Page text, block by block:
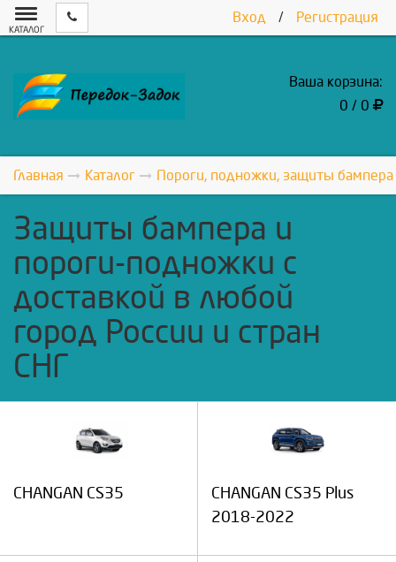
Вход / Регистрация
КАТАЛОГ
Ваша корзина:
0 / 0
Главная Каталог Пороги, подножки, защиты
Защиты бампера и
пороги-подножки с
доставкой в любой
город России и стран
СНГ
CHANGAN CS35
CHANGAN CS35 Plus
2018-2022